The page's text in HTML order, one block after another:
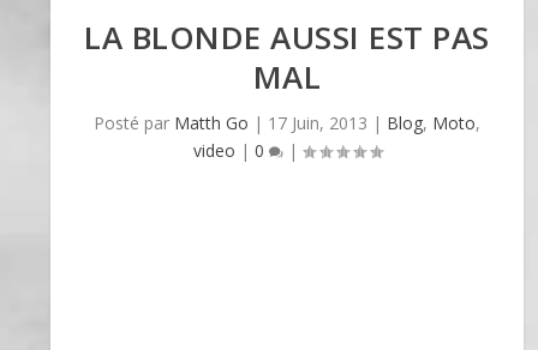
LA BLONDE AUSSI EST PAS
MAL
Posté par Matth Go | 17 Juin, 2013 | Blog, Moto,
video | 0 |